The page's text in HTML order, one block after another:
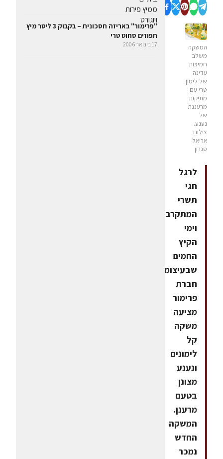
המשקה
משלב
חמיצות
עדינה
של לימון
טרי עם
מתיקות
מרעננת
של
נענע.
צילום
אריאל
סגרון
לרגל
חגי
תשרי
המתקרבים
וימי
הקיץ
החמים
שבעיצומם,
חברת
פרימור
מציעה
משקה
קל
לימונים
ונענע
מצונן
בטעם
מרענן.
המשקה
החדש
נמכר
"פרימור" באריזה חסכונית – בקבוק 3 ליטר מיץ
תפוזים סחוט טרי
17 בינואר 2006